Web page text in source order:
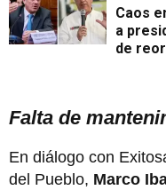
Caos
a
de
Falta de
En diálogo con
del Pueblo, Marco